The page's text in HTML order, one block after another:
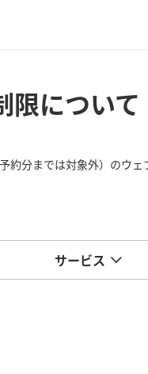
限について
分までは対象外）のウ
サービス